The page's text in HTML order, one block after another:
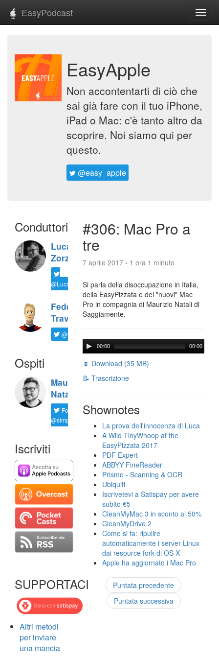
EasyPodcast
EasyApple
Non accontentarti di ciò che
sai già fare con il tuo iPhone,
iPad o Mac: c'è tanto altro da
scoprire. Noi siamo qui per
questo.
@easy_apple
Conduttori
Luca
Zorzi
@LucaTNT
Federico
Travaini
@ftrava
Ospiti
Maurizio
Natali
Follow
@simplemal
Iscriviti
SUPPORTACI
Altri metodi
per inviare
una mancia
#306: Mac Pro a
tre
7 aprile 2017 - 1 ora 1 minuto
Si parla della disoccupazione in Italia,
della EasyPizzata e dei "nuovi" Mac
Pro in compagnia di Maurizio Natali di
Saggiamente.
00:00 00:00
⏬ Download (35 MB)
📝 Trascrizione
Shownotes
La prova dell'innocenza di Luca
A Wild TinyWhoop at the
EasyPizzata 2017
PDF Expert
ABBYY FineReader
Prismo - Scanning & OCR
Ubiquiti
Iscrivetevi a Satispay per avere
subito €5
CleanMyMac 3 in sconto al 50%
CleanMyDrive 2
Come si fa: ripulire
automaticamente i server Linux
dai resource fork di OS X
Apple ha aggiornato i Mac Pro
Puntata precedente
Puntata successiva